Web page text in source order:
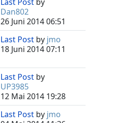
Dan802
26 Juni 2014 06:51
Last Post by jmo
18 Juni 2014 07:11
Last Post by
UP3985
12 Mai 2014 19:28
Last Post by jmo